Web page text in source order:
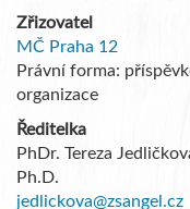
Zřizovatel
MČ Praha 12
Právní forma:
organizace
Ředitelka
PhDr. Tereza
Ph.D.
jedlickova@zsangel.cz